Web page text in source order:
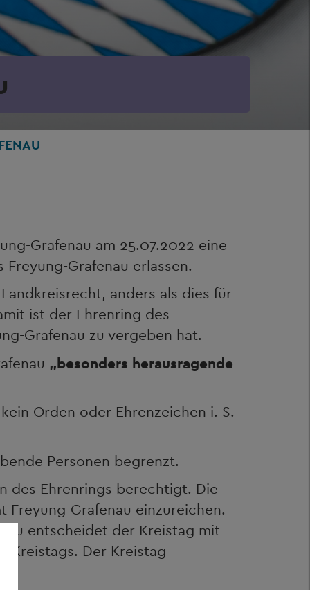
Grafenau am 25.07.2022 eine
Grafenau erlassen.
anders als dies für
ist der Ehrenring des
Grafenau zu vergeben hat.
„besonders herausragende
Orden oder Ehrenzeichen i. S.
Personen begrenzt.
des Ehrenrings berechtigt. Die
Grafenau einzureichen.
entscheidet der Kreistag mit
Kreistags. Der Kreistag